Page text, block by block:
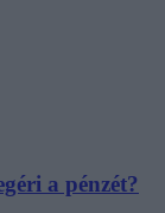
a pénzét?